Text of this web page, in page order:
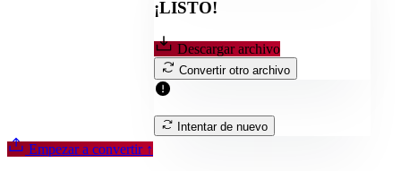
¡LISTO!
Descargar archivo
Convertir otro archivo
Intentar de nuevo
Empezar a convertir ↑